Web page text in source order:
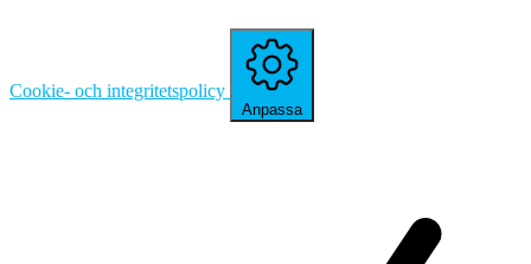
Cookie- och integritetspolicy
Anpassa